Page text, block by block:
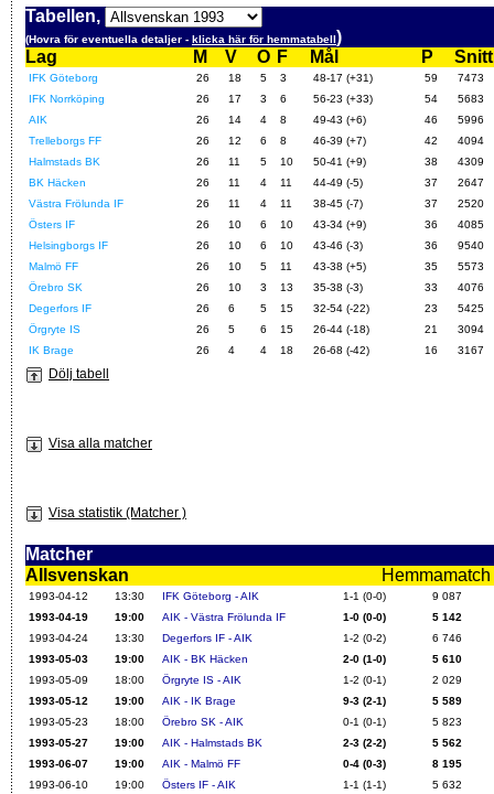
Tabellen,
(Hovra för eventuella detaljer - klicka här för hemmatabell)
Lag
M V O F Mål P Snitt
IFK Göteborg 26 18 5 3 48-17 (+31) 59
7473
IFK Norrköping
26 17 3 6 56-23 (+33) 54
5683
AIK
26 14 4 8 49-43 (+6) 46
5996
Trelleborgs FF
26 12 6 8 46-39 (+7) 42
4094
Halmstads BK
26 11 5 10 50-41 (+9) 38
4309
BK Häcken
26 11 4 11 44-49 (-5) 37
2647
Västra Frölunda IF
26 11 4 11 38-45 (-7) 37
2520
Östers IF
26 10 6 10 43-34 (+9) 36
4085
Helsingborgs IF
26 10 6 10 43-46 (-3) 36
9540
Malmö FF
26 10 5 11 43-38 (+5) 35
5573
Örebro SK
26 10 3 13 35-38 (-3) 33
4076
Degerfors IF
26 6 5 15 32-54 (-22) 23
5425
Örgryte IS
26 5 6 15 26-44 (-18) 21
3094
IK Brage
26 4 4 18 26-68 (-42) 16 3167
Dölj tabell
Visa alla matcher
Visa statistik (Matcher )
Matcher
Allsvenskan
1993-04-12 13:30 IFK Göteborg - AIK 1-1 (0-0)
9 087
1993-04-19
19:00 AIK - Västra Frölunda IF 1-0 (0-0)
5 142
1993-04-24
13:30 Degerfors IF - AIK 1-2 (0-2)
6 746
1993-05-03
19:00 AIK - BK Häcken 2-0 (1-0)
5 610
1993-05-09
18:00 Örgryte IS - AIK 1-2 (0-1)
2 029
1993-05-12
19:00 AIK - IK Brage 9-3 (2-1)
5 589
1993-05-23
18:00 Örebro SK - AIK 0-1 (0-1)
5 823
1993-05-27
19:00 AIK - Halmstads BK 2-3 (2-2)
5 562
1993-06-07
19:00 AIK - Malmö FF 0-4 (0-3)
8 195
1993-06-10
19:00 Östers IF - AIK 1-1 (1-1)
5 632